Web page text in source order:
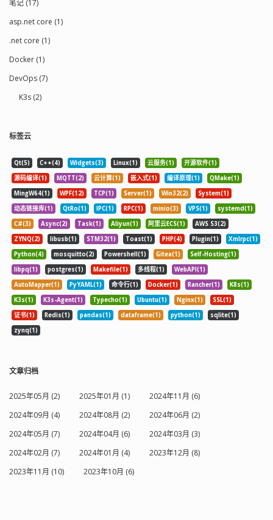
笔记 (17)
asp.net core (1)
.net core (1)
Docker (1)
DevOps (7)
K3s (2)
标签云
Qt(5) C++(4) Widgets(3) Linux(1) 云服务(1)
开源软件(1)
源码编译(1)
MQTT(2) 云计算(1) 嵌入式(1) 编译原理(1)
QMake(1)
MingW64(1)
WPF(12) TCP(1) Server(1) Win32(2)
System(1)
动态链接库(1)
QtRo(1) IPC(1) RPC(1) minio(3) VPS(1)
systemd(1)
C#(3)
Async(2) Task(1) Aliyun(1) 阿里云ECS(1)
AWS S3(2)
ZYNQ(2)
libusb(1) STM32(1) Toast(1) PHP(4) Plugin(1)
Xmlrpc(1)
Python(4)
mosquitto(2) Powershell(1) Gitea(1)
Self-Hosting(1)
libpq(1)
postgres(1) Makefile(1) 多线程(1)
WebAPI(1)
AutoMapper(1)
PyYAML(1) 命令行(1) Docker(1) Rancher(1)
K8s(1)
K3s(1)
K3s-Agent(1) Typecho(1) Ubuntu(1) Nginx(1)
SSL(1)
证书(1)
Redis(1) pandas(1) dataframe(1) python(1)
sqlite(1)
zynq(1)
文章归档
2025年05月 (2) 2025年01月 (1)
2024年11月 (6)
2024年09月 (4)
2024年08月 (2)
2024年06月 (2)
2024年05月 (7)
2024年04月 (6)
2024年03月 (3)
2024年02月 (7)
2024年01月 (4)
2023年12月 (8)
2023年11月 (10)
2023年10月 (6)